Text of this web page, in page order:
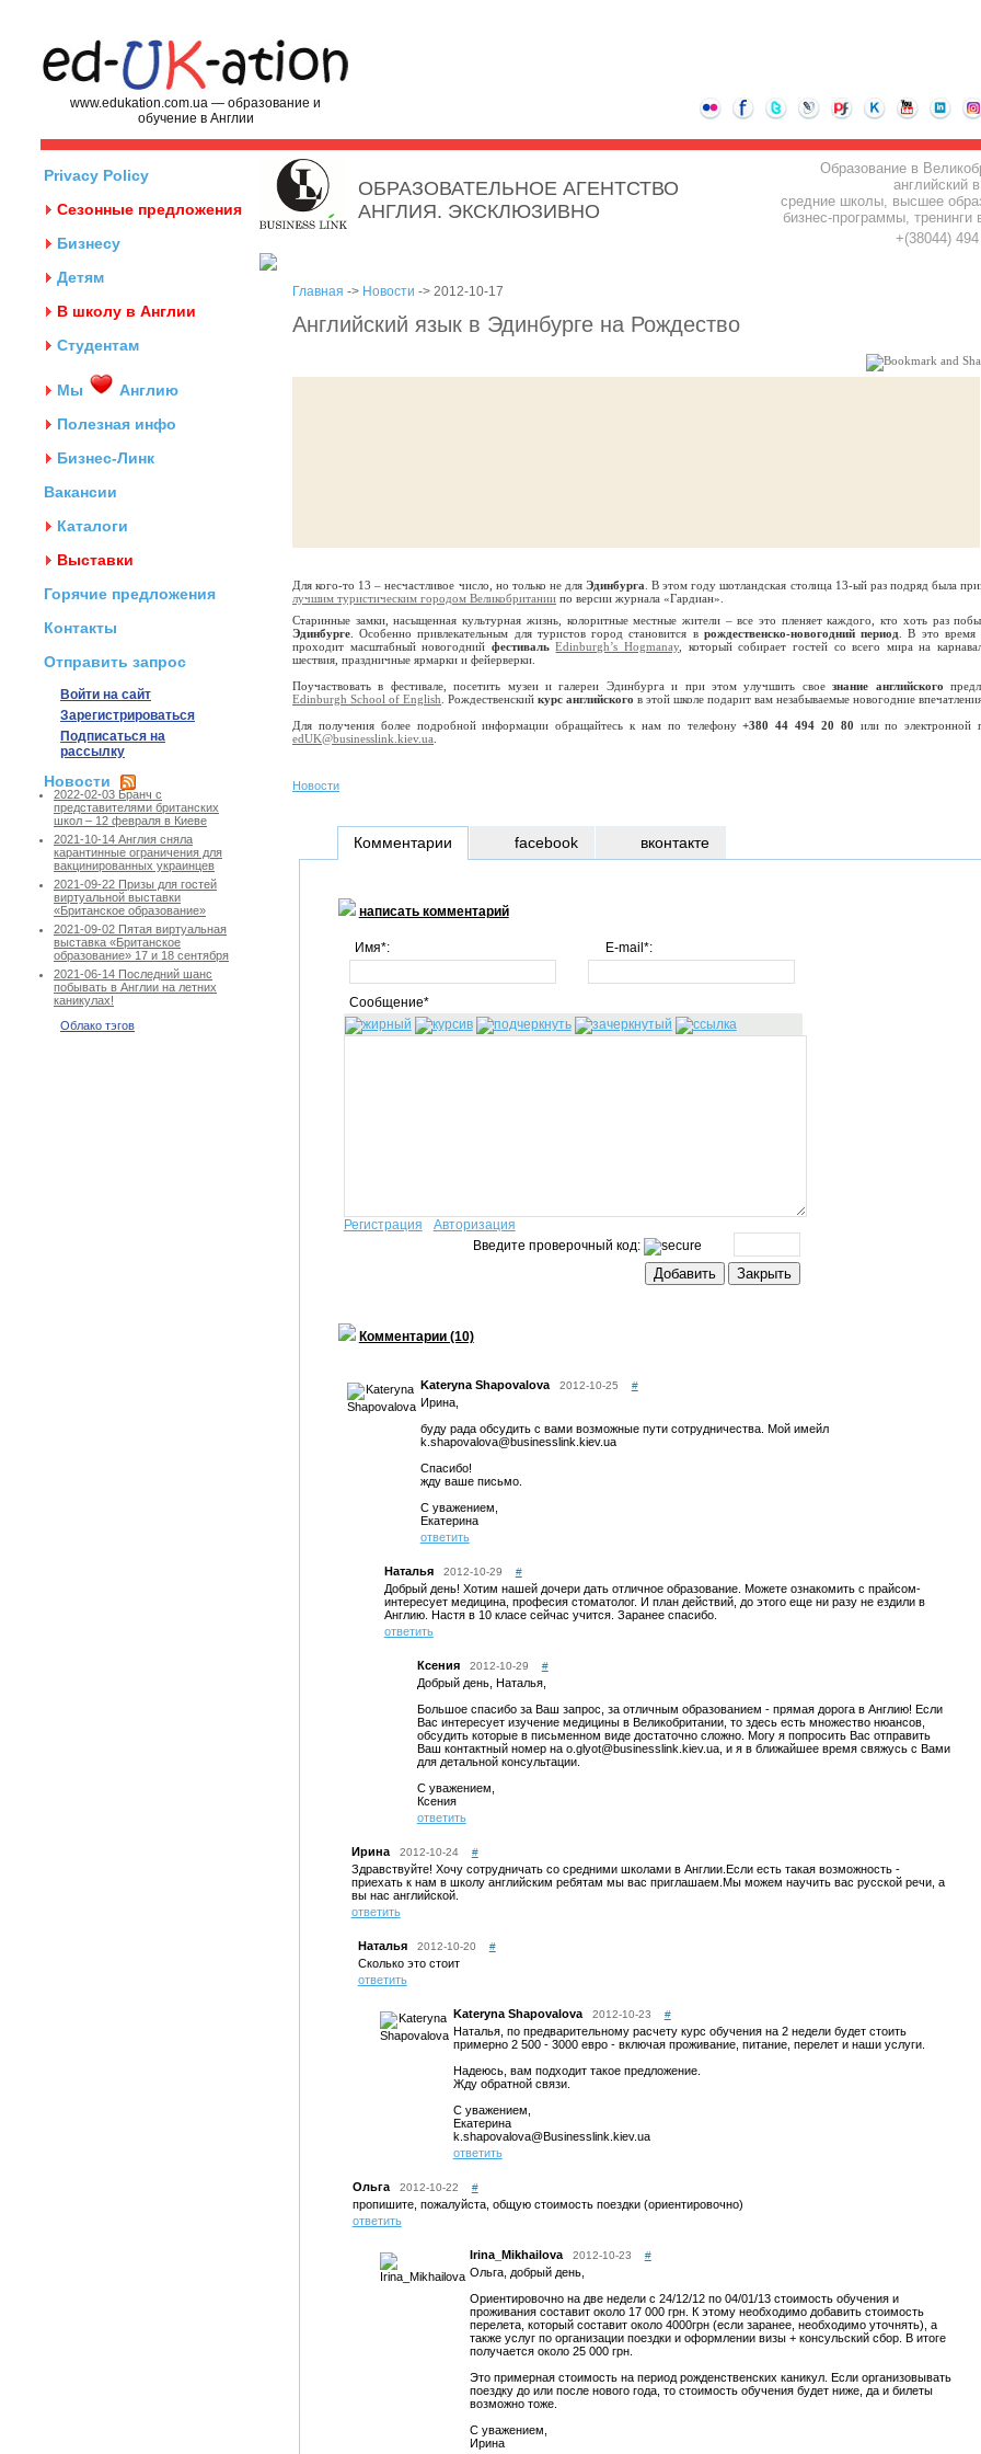
www.edukation.com.ua — образование и
обучение в Англии
Privacy Policy
Сезонные предложения
Бизнесу
Детям
В школу в Англии
Студентам
Мы
Англию
Полезная инфо
Бизнес-Линк
Вакансии
Каталоги
Выставки
Горячие предложения
Контакты
Отправить запрос
Войти на сайт
Зарегистрироваться
Подписаться на
рассылку
Новости
2022-02-03 Бранч с
представителями британских
школ – 12 февраля в Киеве
2021-10-14 Англия сняла
карантинные ограничения для
вакцинированных украинцев
2021-09-22 Призы для гостей
виртуальной выставки
«Британское образование»
2021-09-02 Пятая виртуальная
выставка «Британское
образование» 17 и 18 сентября
2021-06-14 Последний шанс
побывать в Англии на летних
каникулах!
Облако тэгов
ОБРАЗОВАТЕЛЬНОЕ АГЕНТСТВО
АНГЛИЯ. ЭКСКЛЮЗИВНО
Образование в
английский
средние школы, высшее
бизнес-программы, тренинги
+(38044)
Главная -> Новости -> 2012-10-17
Английский язык в Эдинбурге на Рождество
Для кого-то 13 – несчастливое число, но только не для Эдинбурга . В этом году шотландская столица 13-ый раз подряд была
лучшим туристическим городом Великобритании по версии журнала «Гардиан».
Старинные замки, насыщенная культурная жизнь, колоритные местные жители – все это пленяет каждого, кто хоть раз
Эдинбурге . Особенно привлекательным для туристов город становится в рождественско-новогодний период . В это время
проходит масштабный новогодний фестиваль Edinburgh’s Hogmanay, который собирает гостей со всего мира на
шествия, праздничные ярмарки и фейерверки.
Поучаствовать в фестивале, посетить музеи и галереи Эдинбурга и при этом улучшить своезнание английского
Edinburgh School of English . Рождественский курс английского в этой школе подарит вам незабываемые новогодние
Для получения более подробной информации обращайтесь к нам по телефону+380 44 494 20 80 или по электронной
edUK@businesslink.kiev.ua
Новости
Комментарии
написать комментарий
Имя*: E-mail*:
Сообщение*
Регистрация
Авторизация
Введите проверочный код:
Комментарии (10)
Kateryna Shapovalova 2012-10-25 #
Ирина,
буду рада обсудить с вами возможные пути сотрудничества. Мой имейл
k.shapovalova@businesslink.kiev.ua
Спасибо!
жду ваше письмо.
С уважением,
Екатерина
ответить
Наталья 2012-10-29 #
Добрый день! Хотим нашей дочери дать отличное образование. Можете ознакомить с прайсом-
интересует медицина, професия стоматолог. И план действий, до этого еще ни разу не ездили в
Англию. Настя в 10 класе сейчас учится. Заранее спасибо.
ответить
Ксения 2012-10-29 #
Добрый день, Наталья,
Большое спасибо за Ваш запрос, за отличным образованием - прямая дорога в Англию! Если
Вас интересует изучение медицины в Великобритании, то здесь есть множество нюансов,
обсудить которые в письменном виде достаточно сложно. Могу я попросить Вас отправить
Ваш контактный номер на o.glyot@businesslink.kiev.ua, и я в ближайшее время свяжусь с Вами
для детальной консультации.
С уважением,
Ксения
ответить
Ирина 2012-10-24 #
Здравствуйте! Хочу сотрудничать со средними школами в Англии.Если есть такая возможность -
приехать к нам в школу английским ребятам мы вас приглашаем.Мы можем научить вас русской речи, а
вы нас английской.
ответить
Наталья 2012-10-20 #
Сколько это стоит
ответить
Kateryna Shapovalova 2012-10-23 #
Наталья, по предварительному расчету курс обучения на 2 недели будет стоить
примерно 2 500 - 3000 евро - включая проживание, питание, перелет и наши услуги.
Надеюсь, вам подходит такое предложение.
Жду обратной связи.
С уважением,
Екатерина
k.shapovalova@Businesslink.kiev.ua
ответить
Ольга 2012-10-22 #
пропишите, пожалуйста, общую стоимость поездки (ориентировочно)
ответить
Irina_Mikhailova 2012-10-23 #
Ольга, добрый день,
Ориентировочно на две недели с 24/12/12 по 04/01/13 стоимость обучения и
проживания составит около 17 000 грн. К этому необходимо добавить стоимость
перелета, который составит около 4000грн (если заранее, необходимо уточнять), а
также услуг по организации поездки и оформлении визы + консульский сбор. В итоге
получается около 25 000 грн.
Это примерная стоимость на период рожденственских каникул. Если организовывать
поездку до или после нового года, то стоимость обучения будет ниже, да и билеты
возможно тоже.
С уважением,
Ирина
facebook вконтакте